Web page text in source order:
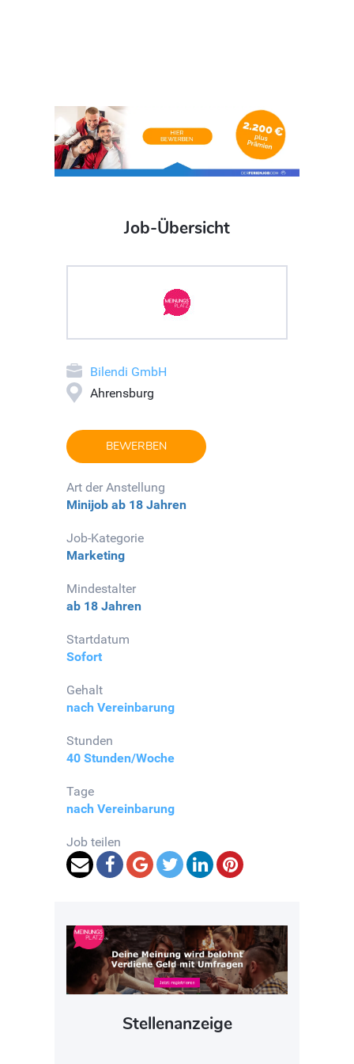
Job-Übersicht
Bilendi GmbH
Ahrensburg
BEWERBEN
Art der Anstellung
Minijob ab 18 Jahren
Job-Kategorie
Marketing
Mindestalter
ab 18 Jahren
Startdatum
Sofort
Gehalt
nach Vereinbarung
Stunden
40 Stunden/Woche
Tage
nach Vereinbarung
Job teilen
Stellenanzeige